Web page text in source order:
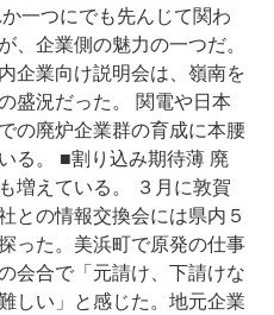
一つにでも先んじて関わ
企業側の魅力の一つだ。
企業向け説明会は、嶺南を
盛況だった。 関電や日本
の廃炉企業群の育成に本腰
る。 ■割り込み期待薄 廃
増えている。 ３月に敦賀
との情報交換会には県内５
った。美浜町で原発の仕事
会合で「元請け、下請けな
しい」と感じた。地元企業